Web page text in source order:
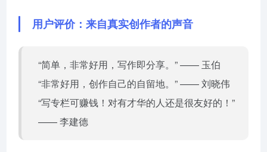
用户评价：来自真实创作者的声音
“简单，非常好用，写作即分享。” —— 玉伯
“非常好用，创作自己的自留地。” —— 刘晓伟
“写专栏可赚钱！对有才华的人还是很友好的！”
—— 李建德